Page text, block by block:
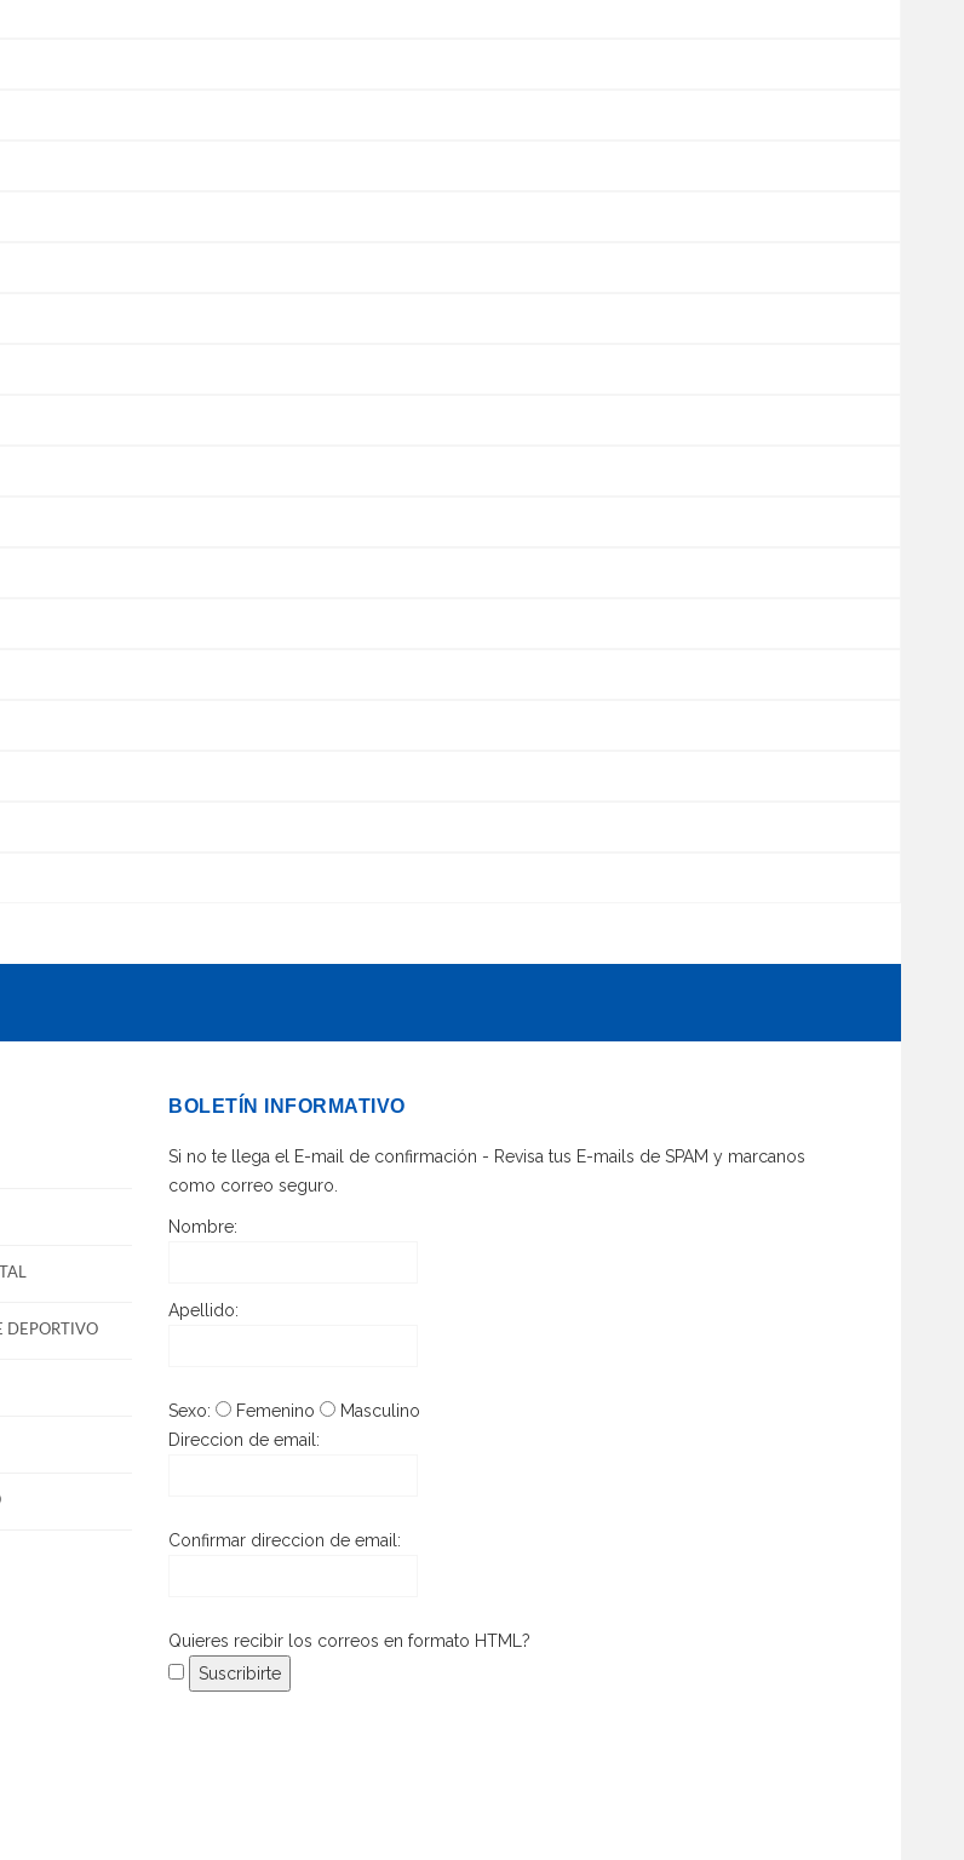
DEPORTIVO
BOLETÍN INFORMATIVO
Si no te llega el E-mail de confirmación - Revisa tus E-mails de SPAM y marcanos
como correo seguro.
Nombre:
Apellido:
Sexo: Femenino
Masculino
Direccion de email:
Confirmar direccion de email:
Quieres recibir los correos en formato HTML?